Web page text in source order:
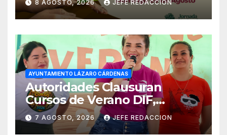
8 AGOSTO, 2026 JEFE REDACCION
AYUNTAMIENTO LÁZARO CÁRDENAS
Autoridades Clausuran
Cursos de Verano DIF,
Seguridad Pública y Casa de
Cultura 2026
7 AGOSTO, 2026 JEFE REDACCION